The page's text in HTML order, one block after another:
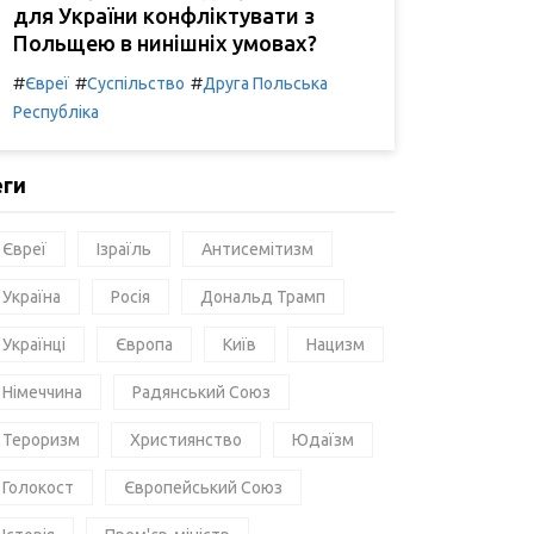
для України конфліктувати з
Польщею в нинішніх умовах?
#Євреї #Суспільство #Друга Польська
Республіка
Євреї Ізраїль Антисемітизм
Україна Росія Дональд Трамп
Українці Європа Київ Нацизм
Німеччина Радянський Союз
Тероризм Християнство Юдаїзм
Голокост Європейський Союз